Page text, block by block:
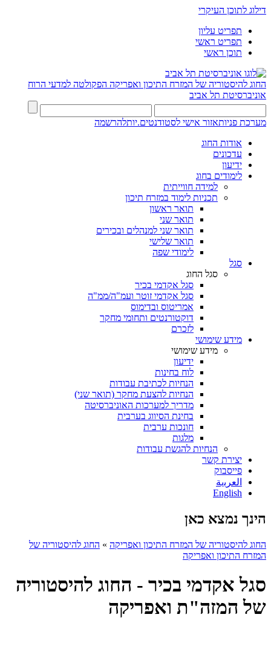
דילוג לתוכן העיקרי
תפריט עליון
תפריט ראשי
תוכן ראשי
החוג להיסטוריה של המזרח התיכון ואפריקה הפקולטה למדעי הרוח
אוניברסיטת תל אביב
מערכת פניותאזור אישי לסטודנטים.יותלהרשמה
אודות החוג
עדכונים
ידיעון
לימודים בחוג
למידה חווייתית
תכניות לימוד במזרח תיכון
תואר ראשון
תואר שני
תואר שני למנהלים ובכירים
תואר שלישי
לימודי שפה
סגל
סגל החוג
סגל אקדמי בכיר
סגל אקדמי זוטר ועמ"ה/ממ"ה
אמריטוס ובדימוס
דוקטורנטים ותחומי מחקר
לזכרם
מידע שימושי
מידע שימושי
ידיעון
לוח בחינות
הנחיות לכתיבת עבודות
הנחיות להצעת מחקר (תואר שני)
מדריך למערכות האוניברסיטה
בחינת הסיווג בערבית
חונכות ערבית
מלגות
הנחיות להגשת עבודות
יצירת קשר
פייסבוק
ﺍﻟﻌﺮﺑﻳﺔ
English
הינך נמצא כאן
החוג להיסטוריה של המזרח התיכון ואפריקה » החוג להיסטוריה של
המזרח התיכון ואפריקה
סגל אקדמי בכיר - החוג להיסטוריה
של המזה"ת ואפריקה